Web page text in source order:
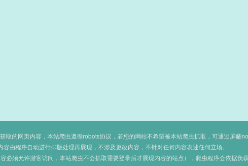
取的网页内容，本站爬虫遵循robots协议，若您的网站不希望被本站爬虫抓取，可通过屏蔽
容由程序自动进行排版处理再展现，不涉及更改内容，不针对任何内容表述任何立场。
必须允许游客访问，本站爬虫不会抓取需要登录后才展现内容的站点），爬虫程序会依据负